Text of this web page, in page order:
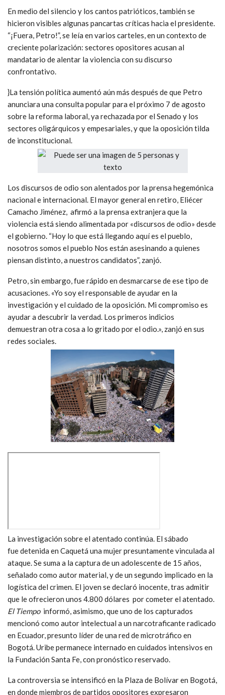
En medio del silencio y los cantos patrióticos, también se
hicieron visibles algunas pancartas críticas hacia el presidente.
“¡Fuera, Petro!”, se leía en varios carteles, en un contexto de
creciente polarización: sectores opositores acusan al
mandatario de alentar la violencia con su discurso
confrontativo.
}La tensión política aumentó aún más después de que Petro
anunciara una consulta popular para el próximo 7 de agosto
sobre la reforma laboral, ya rechazada por el Senado y los
sectores oligárquicos y empesariales, y que la oposición tilda
de inconstitucional.
Los discursos de odio son alentados por la prensa hegemónica
nacional e internacional. El mayor general en retiro, Eliécer
Camacho Jiménez, afirmó a la prensa extranjera que la
violencia está siendo alimentada por «discursos de odio» desde
el gobierno. “Hoy lo que está llegando aquí es el pueblo,
nosotros somos el pueblo Nos están asesinando a quienes
piensan distinto, a nuestros candidatos”, zanjó.
Petro, sin embargo, fue rápido en desmarcarse de ese tipo de
acusaciones. «Yo soy el responsable de ayudar en la
investigación y el cuidado de la oposición. Mi compromiso es
ayudar a descubrir la verdad. Los primeros indicios
demuestran otra cosa a lo gritado por el odio.», zanjó en sus
redes sociales.
La investigación sobre el atentado continúa. El sábado
fue detenida en Caquetá una mujer presuntamente vinculada al
ataque. Se suma a la captura de un adolescente de 15 años,
señalado como autor material, y de un segundo implicado en la
logística del crimen. El joven se declaró inocente, tras admitir
que le ofrecieron unos 4.800 dólares por cometer el atentado.
El Tiempo informó, asimismo, que uno de los capturados
mencionó como autor intelectual a un narcotraficante radicado
en Ecuador, presunto líder de una red de microtráfico en
Bogotá. Uribe permanece internado en cuidados intensivos en
la Fundación Santa Fe, con pronóstico reservado.
La controversia se intensificó en la Plaza de Bolívar en Bogotá,
en donde miembros de partidos opositores expresaron